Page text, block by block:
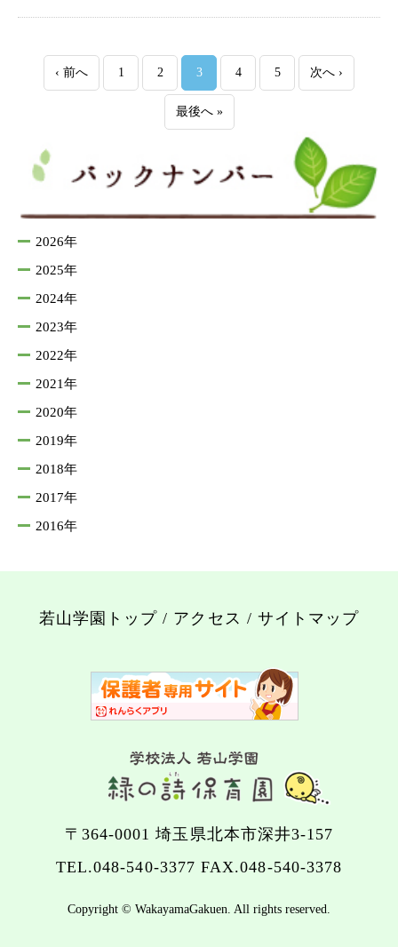
‹ 前へ 1 2 3 4 5 次へ ›
最後へ »
2026年
2025年
2024年
2023年
2022年
2021年
2020年
2019年
2018年
2017年
2016年
〒364-0001 埼玉県北本市深井3-157
TEL.048-540-3377 FAX.048-540-3378
若山学園トップ / アクセス / サイトマップ
Copyright © WakayamaGakuen. All rights reserved.